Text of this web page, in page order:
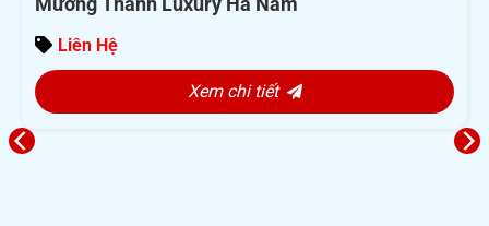
of 5
Liên Hệ
Xem chi tiết